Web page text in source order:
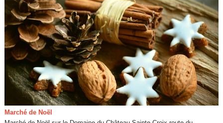
Marché de Noël